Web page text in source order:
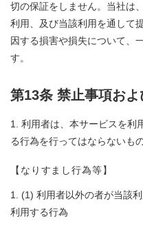
切の保証をしません。当社は
利用、及び当該利用を通して
因する損害や損失について、
す。
第13条 禁止事項お
利用者は、本サービスを利
る行為を行ってはならないも
【なりすまし行為等】
(1) 利用者以外の者が当該
利用する行為